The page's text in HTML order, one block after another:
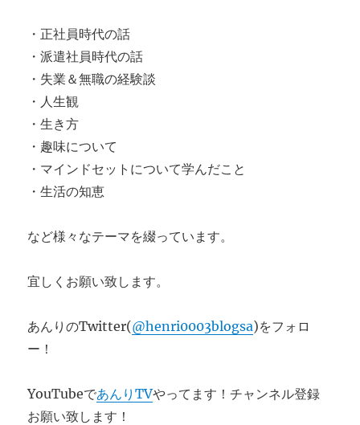
・正社員時代の話
・派遣社員時代の話
・失業＆無職の経験談
・人生観
・生き方
・趣味について
・マインドセットについて学んだこと
・生活の知恵
など様々なテーマを綴っています。
宜しくお願い致します。
あんりのTwitter(@henri0003blogsa)をフォロ
ー！
YouTubeであんりTVやってます！チャンネル登録
お願い致します！